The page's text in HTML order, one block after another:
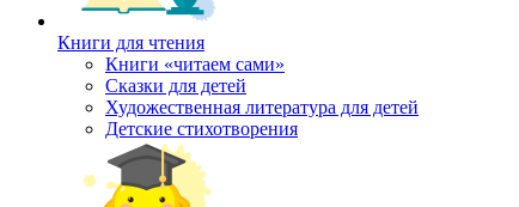
Книги для чтения
Книги «читаем сами»
Сказки для детей
Художественная литература для детей
Детские стихотворения